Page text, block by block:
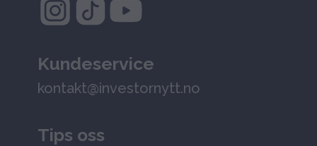
Kundeservice
kontakt@investornytt.no
Tips oss